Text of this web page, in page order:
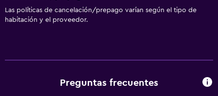
Las políticas de cancelación/prepago varían según el tipo de
habitación y el proveedor.
Preguntas frecuentes